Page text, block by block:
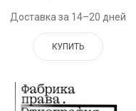
Доставка за 14–20 дней
КУПИТЬ